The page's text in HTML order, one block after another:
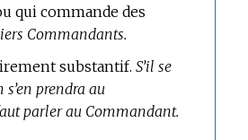
qui commande des
Commandants.
substantif.S’il se
prendra au
parler au Commandant.